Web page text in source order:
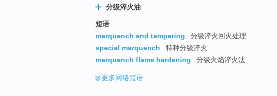
分级淬火油
短语
marquench and tempering
分级淬火回火处理
special marquench
特种分级淬火
marquench flame hardening
分级火焰淬火法
更多网络短语